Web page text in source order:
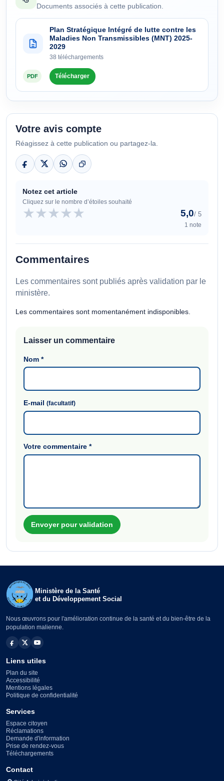
Documents associés à cette publication.
Plan Stratégique Intégré de lutte contre les
Maladies Non Transmissibles (MNT) 2025-
2029
38 téléchargements
PDF Télécharger
Votre avis compte
Réagissez à cette publication ou partagez-la.
Notez cet article
Cliquez sur le nombre d’étoiles souhaité
★★★★★ 5,0/ 5
1 note
Commentaires
Les commentaires sont publiés après validation par le
ministère.
Les commentaires sont momentanément indisponibles.
Laisser un commentaire
Nom*
E-mail(facultatif)
Votre commentaire*
Envoyer pour validation
Ministère de la Santé
et du Développement Social
Nous œuvrons pour l'amélioration continue de la santé et du bien-être de la
population malienne.
Liens utiles
Plan du site
Accessibilité
Mentions légales
Politique de confidentialité
Services
Espace citoyen
Réclamations
Demande d'information
Prise de rendez-vous
Téléchargements
Contact